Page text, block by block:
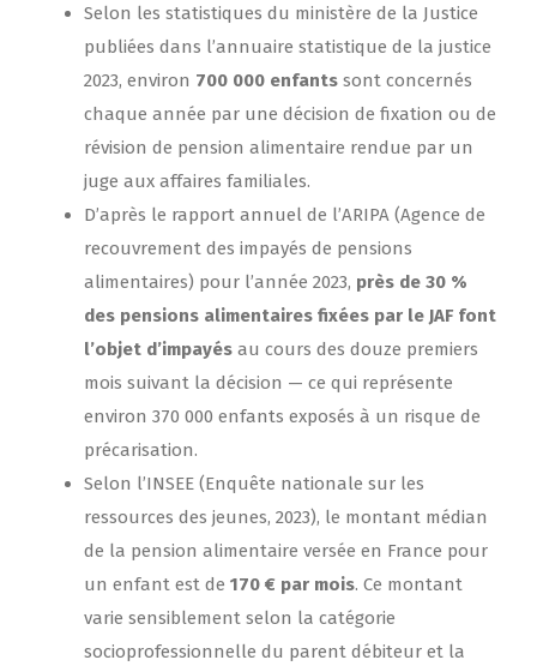
Selon les statistiques du ministère de la Justice
publiées dans l’annuaire statistique de la justice
2023, environ 700 000 enfants sont concernés
chaque année par une décision de fixation ou de
révision de pension alimentaire rendue par un
juge aux affaires familiales.
D’après le rapport annuel de l’ARIPA (Agence de
recouvrement des impayés de pensions
alimentaires) pour l’année 2023, près de 30 %
des pensions alimentaires fixées par le JAF font
l’objet d’impayés au cours des douze premiers
mois suivant la décision — ce qui représente
environ 370 000 enfants exposés à un risque de
précarisation.
Selon l’INSEE (Enquête nationale sur les
ressources des jeunes, 2023), le montant médian
de la pension alimentaire versée en France pour
un enfant est de 170 € par mois. Ce montant
varie sensiblement selon la catégorie
socioprofessionnelle du parent débiteur et la